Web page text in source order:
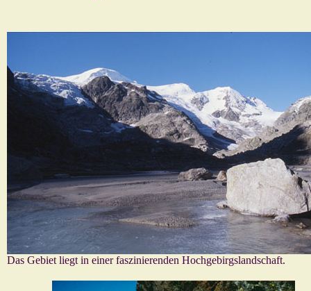
Das Gebiet liegt in einer faszinierenden Hochgebirgslandschaft.